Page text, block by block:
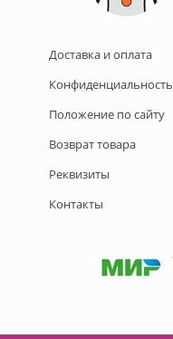
Доставка и оплата
Конфиденциальность
Положение по сайту
Возврат товара
Реквизиты
Контакты